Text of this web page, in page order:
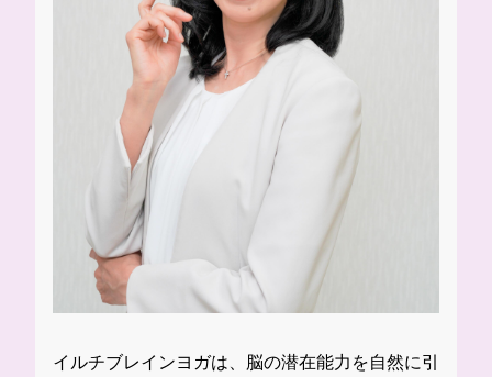
イルチブレインヨガは、脳の潜在能力を自然に引